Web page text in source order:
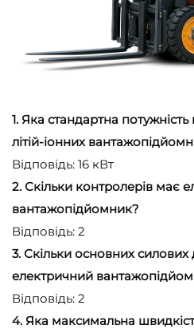
1. Яка стандартна
літій-іонних
Відповідь: 16 кВт
2. Скільки контролерів має
вантажопідйомник?
Відповідь: 2
3. Скільки основних силових
електричний
Відповідь: 2
4. Яка максимальна